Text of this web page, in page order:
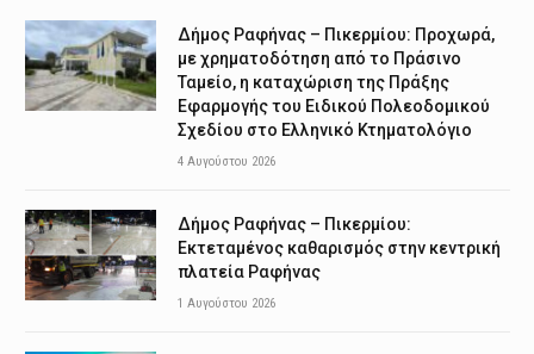
Δήμος Ραφήνας – Πικερμίου: Προχωρά,
με χρηματοδότηση από το Πράσινο
Ταμείο, η καταχώριση της Πράξης
Εφαρμογής του Ειδικού Πολεοδομικού
Σχεδίου στο Ελληνικό Κτηματολόγιο
4 Αυγούστου 2026
Δήμος Ραφήνας – Πικερμίου:
Εκτεταμένος καθαρισμός στην κεντρική
πλατεία Ραφήνας
1 Αυγούστου 2026